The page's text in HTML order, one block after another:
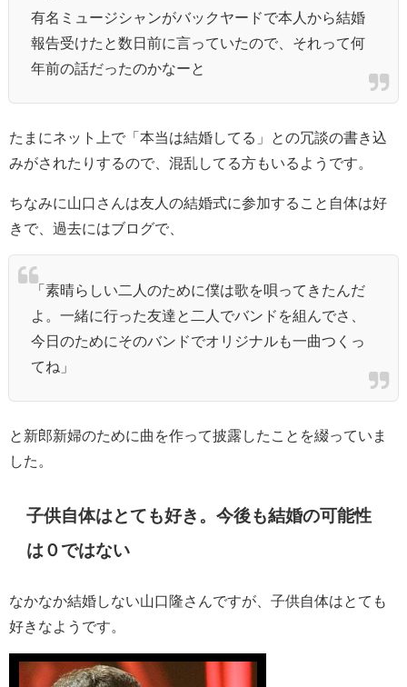
有名ミュージシャンがバックヤードで本人から結婚
報告受けたと数日前に言っていたので、それって何
年前の話だったのかなーと
たまにネット上で「本当は結婚してる」との冗談の書き込
みがされたりするので、混乱してる方もいるようです。
ちなみに山口さんは友人の結婚式に参加すること自体は好
きで、過去にはブログで、
「素晴らしい二人のために僕は歌を唄ってきたんだ
よ。一緒に行った友達と二人でバンドを組んでさ、
今日のためにそのバンドでオリジナルも一曲つくっ
てね」
と新郎新婦のために曲を作って披露したことを綴っていま
した。
子供自体はとても好き。今後も結婚の可能性
は０ではない
なかなか結婚しない山口隆さんですが、子供自体はとても
好きなようです。